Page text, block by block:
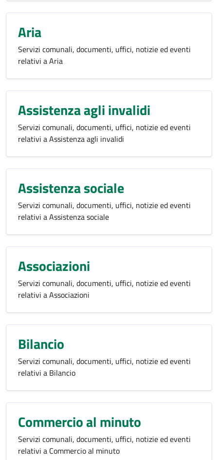
Aria
Servizi comunali, documenti, uffici, notizie ed eventi
relativi a Aria
Assistenza agli invalidi
Servizi comunali, documenti, uffici, notizie ed eventi
relativi a Assistenza agli invalidi
Assistenza sociale
Servizi comunali, documenti, uffici, notizie ed eventi
relativi a Assistenza sociale
Associazioni
Servizi comunali, documenti, uffici, notizie ed eventi
relativi a Associazioni
Bilancio
Servizi comunali, documenti, uffici, notizie ed eventi
relativi a Bilancio
Commercio al minuto
Servizi comunali, documenti, uffici, notizie ed eventi
relativi a Commercio al minuto